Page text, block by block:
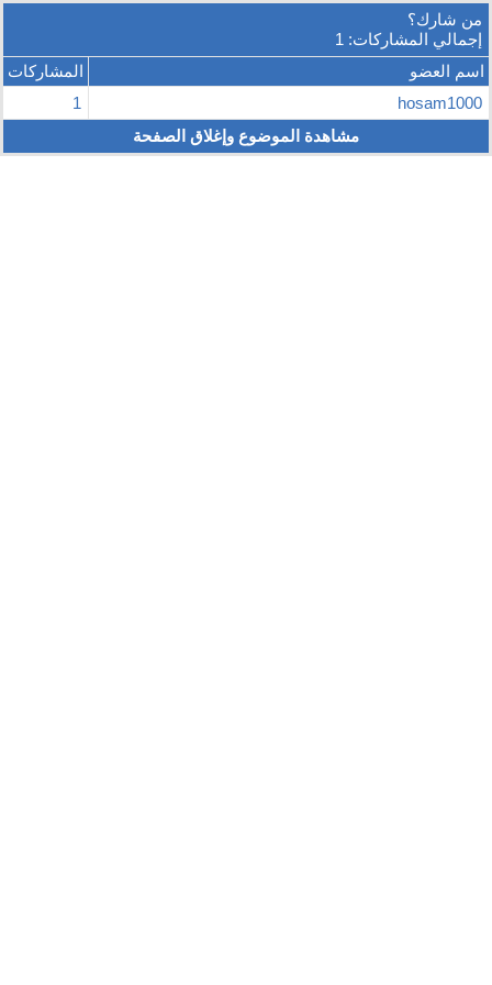
من شارك؟
إجمالي المشاركات: 1
اسم العضو
المشاركات
hosam1000
1
مشاهدة الموضوع وإغلاق الصفحة